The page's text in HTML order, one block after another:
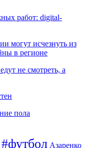
работ: digital-
могут исчезнуть из
в регионе
не смотреть, а
пола
#футбол Азаренко